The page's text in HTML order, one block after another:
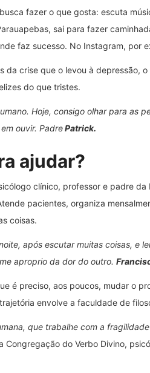
busca fazer o que gosta: escuta
sai para fazer
faz sucesso. No Instagram, por
da crise que o levou à depressão,
do que tristes.
Hoje, consigo olhar para as
ouvir. PadrePatrick.
ajudar?
clínico, professor e padre
pacientes, organiza
coisas.
após escutar muitas coisas, e
aproprio da dor do outro.
é preciso, aos poucos, mudar o
envolve a faculdade de
que trabalhe com a
Congregação do Verbo Divino,